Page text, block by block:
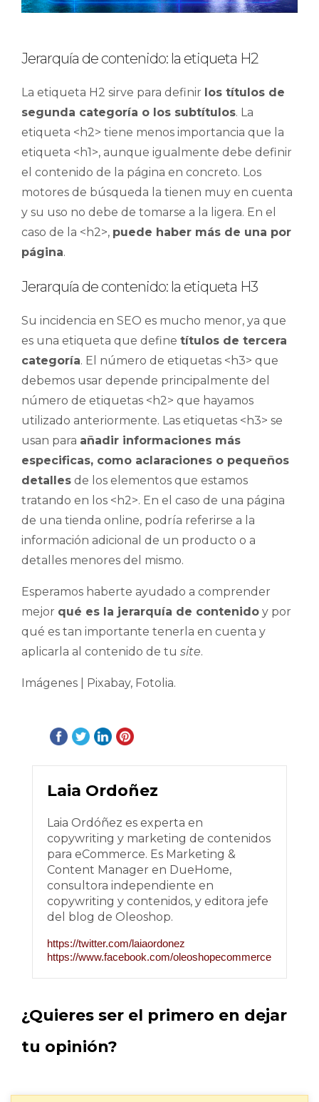
Jerarquía de contenido: la etiqueta H2
La etiqueta H2 sirve para definir los títulos de
segunda categoría o los subtítulos. La
etiqueta <h2> tiene menos importancia que la
etiqueta <h1>, aunque igualmente debe definir
el contenido de la página en concreto. Los
motores de búsqueda la tienen muy en cuenta
y su uso no debe de tomarse a la ligera. En el
caso de la <h2>, puede haber más de una por
página.
Jerarquía de contenido: la etiqueta H3
Su incidencia en SEO es mucho menor, ya que
es una etiqueta que define títulos de tercera
categoría. El número de etiquetas <h3> que
debemos usar depende principalmente del
número de etiquetas <h2> que hayamos
utilizado anteriormente. Las etiquetas <h3> se
usan para añadir informaciones más
especificas, como aclaraciones o pequeños
detalles de los elementos que estamos
tratando en los <h2>. En el caso de una página
de una tienda online, podría referirse a la
información adicional de un producto o a
detalles menores del mismo.
Esperamos haberte ayudado a comprender
mejor qué es la jerarquía de contenido y por
qué es tan importante tenerla en cuenta y
aplicarla al contenido de tu site.
Imágenes | Pixabay, Fotolia.
Laia Ordoñez
Laia Ordóñez es experta en
copywriting y marketing de contenidos
para eCommerce. Es Marketing &
Content Manager en DueHome,
consultora independiente en
copywriting y contenidos, y editora jefe
del blog de Oleoshop.
https://twitter.com/laiaordonez
https://www.facebook.com/oleoshopecommerce
¿Quieres ser el primero en dejar
tu opinión?